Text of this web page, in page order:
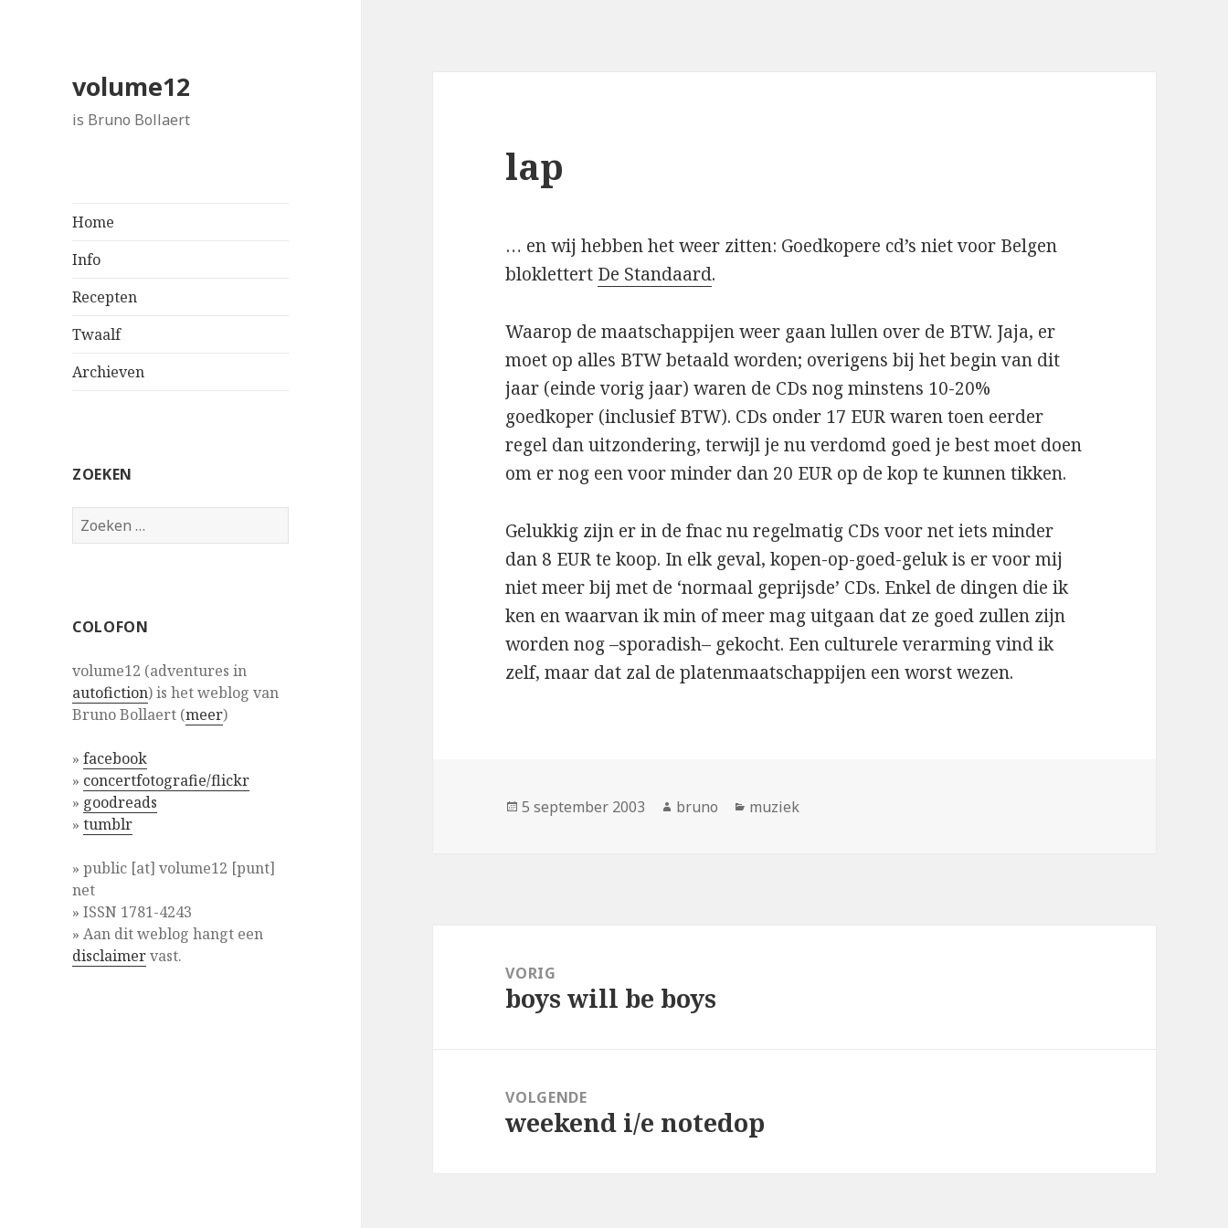
volume12
is Bruno Bollaert
Home
Info
Recepten
Twaalf
Archieven
ZOEKEN
Zoeken
naar:
COLOFON
volume12 (adventures in
autofiction) is het weblog van
Bruno Bollaert (meer)
»facebook
» concertfotografie/flickr
» goodreads
»tumblr
» public [at] volume12 [punt]
net
» ISSN 1781-4243
» Aan dit weblog hangt een
disclaimervast.
lap
… en wij hebben het weer zitten: Goedkopere cd’s niet voor Belgen
bloklettert De Standaard.
Waarop de maatschappijen weer gaan lullen over de BTW. Jaja, er
moet op alles BTW betaald worden; overigens bij het begin van dit
jaar (einde vorig jaar) waren de CDs nog minstens 10-20%
goedkoper (inclusief BTW). CDs onder 17 EUR waren toen eerder
regel dan uitzondering, terwijl je nu verdomd goed je best moet doen
om er nog een voor minder dan 20 EUR op de kop te kunnen tikken.
Gelukkig zijn er in de fnac nu regelmatig CDs voor net iets minder
dan 8 EUR te koop. In elk geval, kopen-op-goed-geluk is er voor mij
niet meer bij met de ‘normaal geprijsde’ CDs. Enkel de dingen die ik
ken en waarvan ik min of meer mag uitgaan dat ze goed zullen zijn
worden nog –sporadish– gekocht. Een culturele verarming vind ik
zelf, maar dat zal de platenmaatschappijen een worst wezen.
Geplaatst
5 september 2003 Auteur
bruno Categorieën
muziek
navigatieVORIG
Vorig
boys will be boys
VOLGENDE
Volgend
weekend i/e notedop